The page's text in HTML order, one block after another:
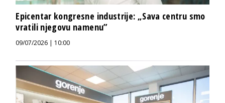
Epicentar kongresne industrije: „Sava centru smo
vratili njegovu namenu”
09/07/2026 | 10:00